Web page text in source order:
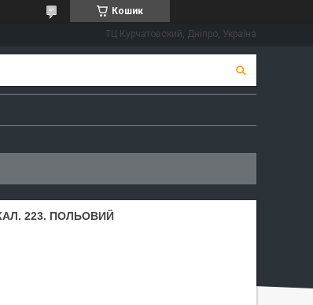
Кошик
ТЦ Курчатовский, Дніпро, Україна
223. ПОЛЬОВИЙ